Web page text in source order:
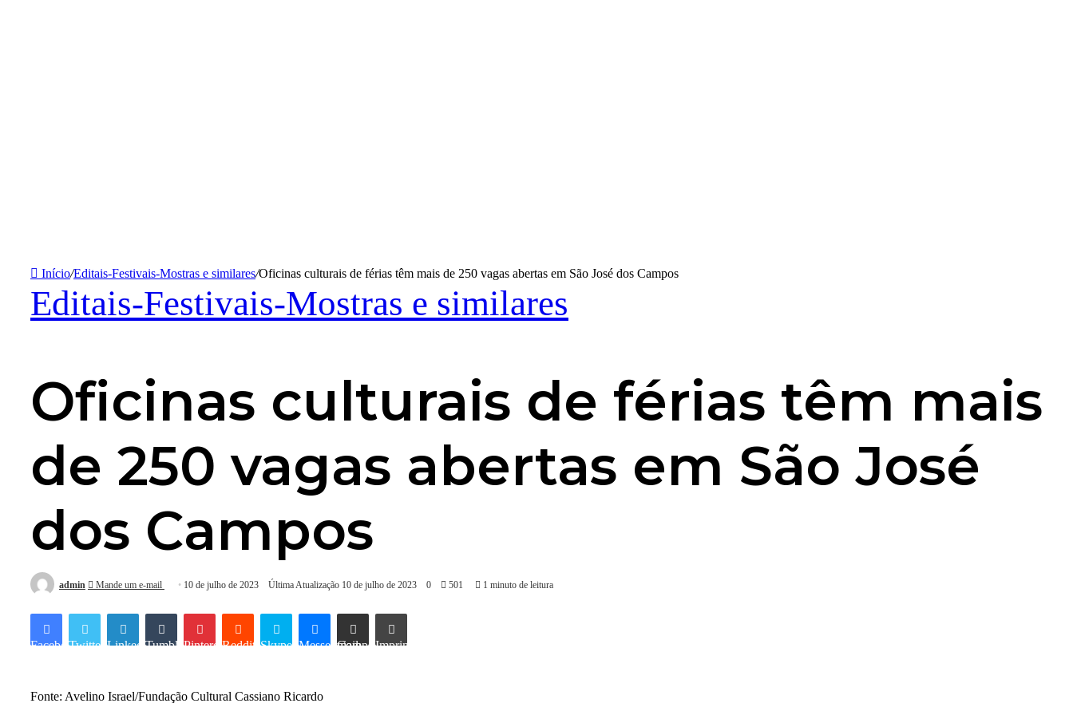
Início/Editais-Festivais-Mostras e similares/Oficinas culturais de férias têm mais de 250 vagas abertas em São José dos Campos
Editais-Festivais-Mostras e similares
Oficinas culturais de férias têm mais
de 250 vagas abertas em São José
dos Campos
admin Mande um e-mail 10 de julho de 2023 Última Atualização 10 de julho de 2023 0 501 1 minuto de leitura
FacebookTwitter LinkedinTumblr PinterestReddit Skype Messenger
Compartilhar via e-mail Imprimir
Fonte: Avelino Israel/Fundação Cultural Cassiano Ricardo